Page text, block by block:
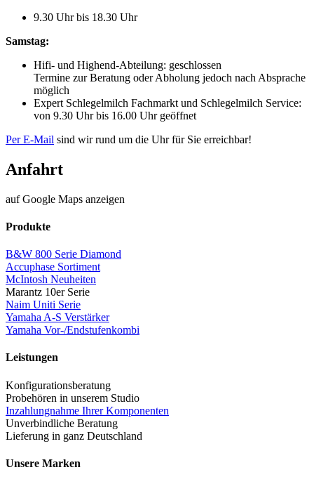
9.30 Uhr bis 18.30 Uhr
Samstag:
Hifi- und Highend-Abteilung: geschlossen
Termine zur Beratung oder Abholung jedoch nach Absprache
möglich
Expert Schlegelmilch Fachmarkt und Schlegelmilch Service:
von 9.30 Uhr bis 16.00 Uhr geöffnet
Per E-Mail sind wir rund um die Uhr für Sie erreichbar!
Anfahrt
auf Google Maps anzeigen
Produkte
B&W 800 Serie Diamond
Accuphase Sortiment
McIntosh Neuheiten
Marantz 10er Serie
Naim Uniti Serie
Yamaha A-S Verstärker
Yamaha Vor-/Endstufenkombi
Leistungen
Konfigurationsberatung
Probehören in unserem Studio
Inzahlungnahme Ihrer Komponenten
Unverbindliche Beratung
Lieferung in ganz Deutschland
Unsere Marken